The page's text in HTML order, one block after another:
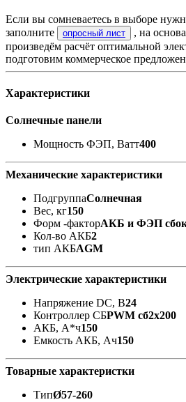
Если вы сомневаетесь в выборе
заполните
опросный лист
, на
произведём расчёт оптимальной
подготовим коммерческое
Характеристики
Солнечные панели
Мощность ФЭП, Ватт400
Механические характеристики
ПодгруппаСолнечная
Вес, кг150
Форм -факторАКБ и ФЭП
Кол-во АКБ2
тип АКБAGM
Электрические характеристики
Напряжение DC, В24
Контроллер СБPWM сб2x200
АКБ, А*ч150
Емкость АКБ, Ач150
Товарные характеристки
ТипØ57-260